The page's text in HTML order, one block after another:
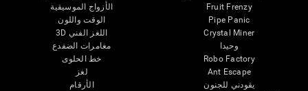
Fruit Frenzy
Pipe Panic
Crystal Miner
وحيدا
Robo Factory
Ant Escape
يقودني للجنون
الأزواج الموسيقية
الوقت واللون
اللغز الفني 3D
مغامرات الضفدع
خط الحلوى
لغز
الأرقام